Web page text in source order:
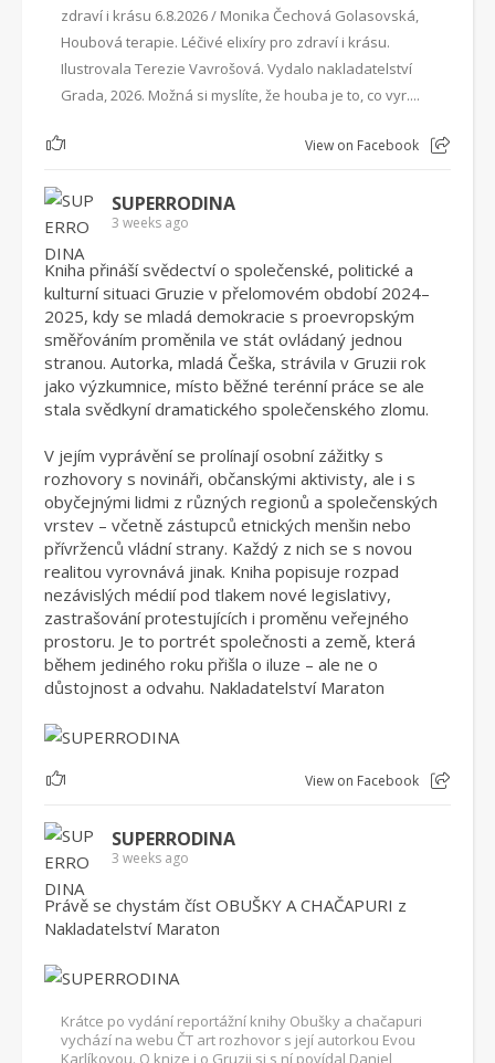
zdraví i krásu 6.8.2026 / Monika Čechová Golasovská,
Houbová terapie. Léčivé elixíry pro zdraví i krásu.
Ilustrovala Terezie Vavrošová. Vydalo nakladatelství
Grada, 2026. Možná si myslíte, že houba je to, co vyr....
1 View on Facebook
SUPERRODINA
3 weeks ago
Kniha přináší svědectví o společenské, politické a
kulturní situaci Gruzie v přelomovém období 2024–
2025, kdy se mladá demokracie s proevropským
směřováním proměnila ve stát ovládaný jednou
stranou. Autorka, mladá Češka, strávila v Gruzii rok
jako výzkumnice, místo běžné terénní práce se ale
stala svědkyní dramatického společenského zlomu.
V jejím vyprávění se prolínají osobní zážitky s
rozhovory s novináři, občanskými aktivisty, ale i s
obyčejnými lidmi z různých regionů a společenských
vrstev – včetně zástupců etnických menšin nebo
přívrženců vládní strany. Každý z nich se s novou
realitou vyrovnává jinak. Kniha popisuje rozpad
nezávislých médií pod tlakem nové legislativy,
zastrašování protestujících i proměnu veřejného
prostoru. Je to portrét společnosti a země, která
během jediného roku přišla o iluze – ale ne o
důstojnost a odvahu. Nakladatelství Maraton
1 View on Facebook
SUPERRODINA
3 weeks ago
Právě se chystám číst OBUŠKY A CHAČAPURI z
Nakladatelství Maraton
Krátce po vydání reportážní knihy Obušky a chačapuri
vychází na webu ČT art rozhovor s její autorkou Evou
Karlíkovou. O knize i o Gruzii si s ní povídal Daniel